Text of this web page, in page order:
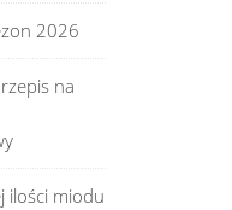
2026
na
ilości miodu